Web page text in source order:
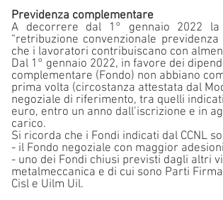
Previdenza complementare
A decorrere dal 1° gennaio 2022 la
“retribuzione convenzionale
che i lavoratori contribuiscano con
Dal 1° gennaio 2022, in favore dei
complementare (Fondo) non abbiano
prima volta (circostanza attestata dal
negoziale di riferimento, tra quelli
euro, entro un anno dall’iscrizione e in
carico.
Si ricorda che i Fondi indicati dal CCNL
- il Fondo negoziale con maggior
- uno dei Fondi chiusi previsti dagli altri
metalmeccanica e di cui sono Parti
Cisl e Uilm Uil.